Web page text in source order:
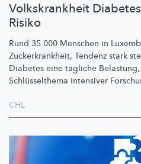
Volkskrankheit
Risiko
Rund 35 000 Menschen in
Zuckerkrankheit, Tendenz stark
Diabetes eine tägliche
Schlüsselthema intensiver
CHL